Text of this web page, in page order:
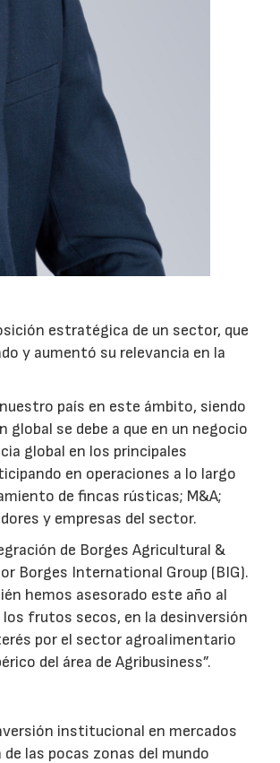
estratégica de un sector, que
y aumentó su relevancia en la
país en este ámbito, siendo
se debe a que en un negocio
global en los principales
en operaciones a lo largo
de fincas rústicas; M&A;
y empresas del sector.
de Borges Agricultural &
Borges International Group (BIG).
hemos asesorado este año al
frutos secos, en la desinversión
por el sector agroalimentario
del área de Agribusiness”.
institucional en mercados
las pocas zonas del mundo